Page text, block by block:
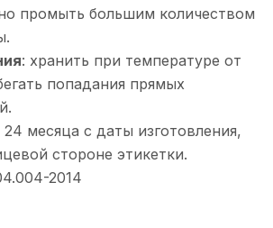
промыть большим количеством
: хранить при температуре от
попадания прямых
24 месяца с даты изготовления,
стороне этикетки.
2014